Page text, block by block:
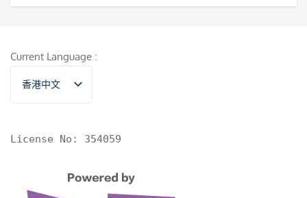
Current Language :
香港中文
English
License No: 354059